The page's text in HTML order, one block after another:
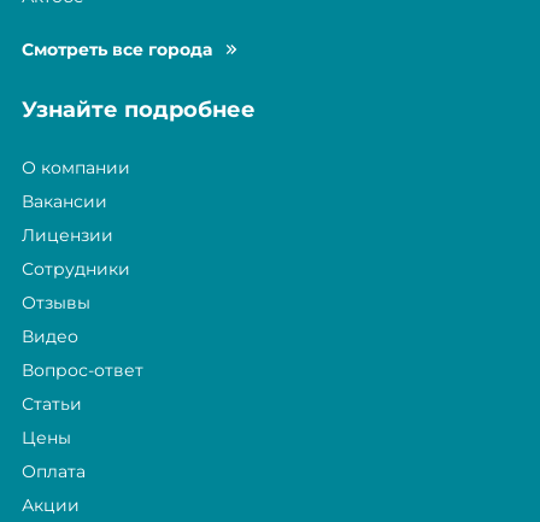
Смотреть все города
Узнайте подробнее
О компании
Вакансии
Лицензии
Сотрудники
Отзывы
Видео
Вопрос-ответ
Статьи
Цены
Оплата
Акции